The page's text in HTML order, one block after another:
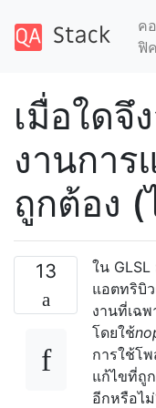
ค
ฟิค
เมื่อใดจึ
งานกา
ถูกต้อง (
13
ใน
แอตทริบิ
งานที่เฉ
โดยใช้
การใช้โ
แก้ไขที่ถู
อีกหรือไ